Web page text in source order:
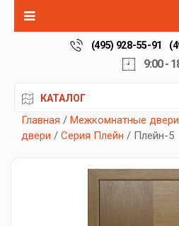
(495) 928-55-91
9:00 -
КАТАЛОГ
Главная / Межкомнатные двери
двери / Серия Плейн / Плейн-5